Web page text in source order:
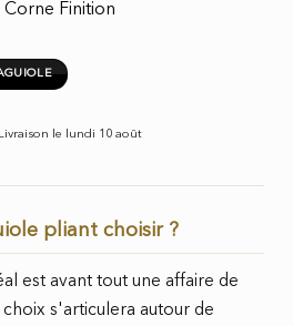
Corne Finition
le lundi 10 août
pliant choisir ?
est avant tout une affaire de
s'articulera autour de